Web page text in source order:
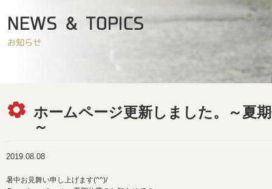
ホームページ更新しました。～夏
～
2019.08.08
暑中お見舞い申し上げます(^^)/